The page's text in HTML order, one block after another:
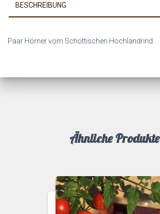
BESCHREIBUNG
Paar Hörner vom Schottischen Hochlandrind.
Ähnliche Produkte